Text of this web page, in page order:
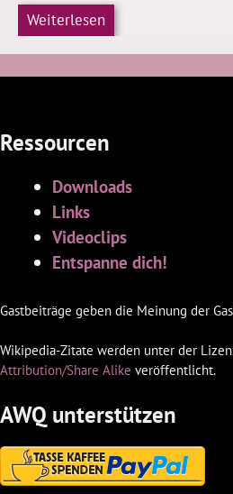
Weiterlesen
Ressourcen
Downloads
Links
Videoclips
Entspanne dich!
Gastbeiträge geben die Meinung der
Wikipedia-Zitate werden unter der
Attribution/Share Alike veröffentlicht.
AWQ unterstützen